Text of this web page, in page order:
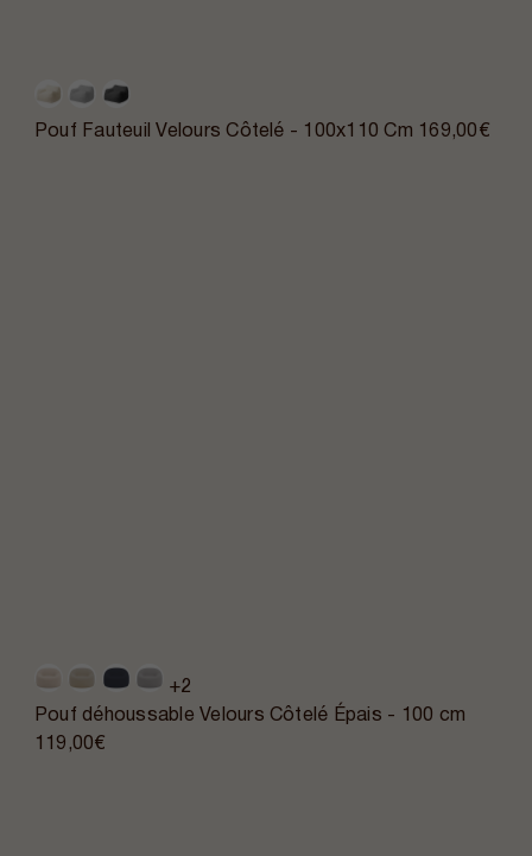
Pouf Fauteuil Velours Côtelé - 100x110 Cm 169,00€
+2
Pouf déhoussable Velours Côtelé Épais - 100 cm
119,00€